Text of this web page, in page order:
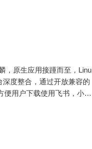
，原生应用接踵而至，Linu
度整合，通过开放兼容的
便用户下载使用飞书，小优